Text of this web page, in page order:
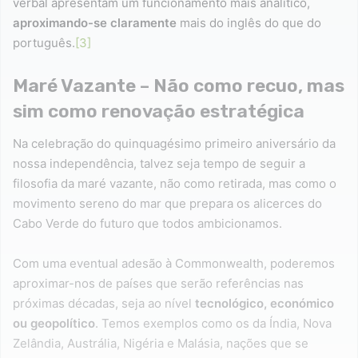
verbal apresentam um funcionamento mais analítico,
aproximando-se claramente mais do inglês do que do
português. [3]
Maré Vazante – Não como recuo, mas
sim como renovação estratégica
Na celebração do quinquagésimo primeiro aniversário da
nossa independência, talvez seja tempo de seguir a
filosofia da maré vazante, não como retirada, mas como o
movimento sereno do mar que prepara os alicerces do
Cabo Verde do futuro que todos ambicionamos.
Com uma eventual adesão à Commonwealth, poderemos
aproximar-nos de países que serão referências nas
próximas décadas, seja ao nível tecnológico, económico
ou geopolítico. Temos exemplos como os da Índia, Nova
Zelândia, Austrália, Nigéria e Malásia, nações que se